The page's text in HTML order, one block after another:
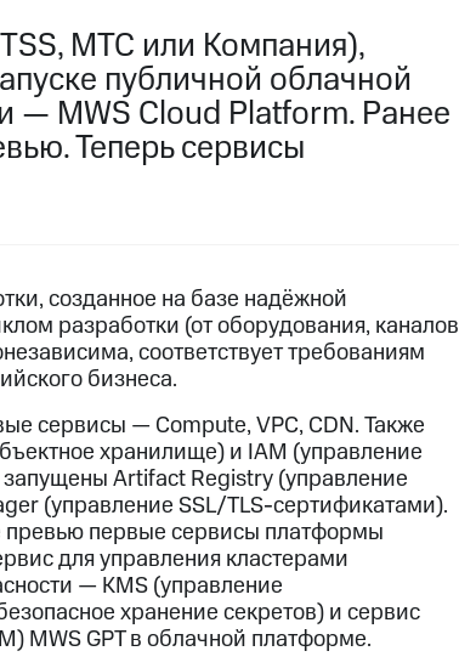
МТС или Компания),
публичной облачной
— MWS Cloud Platform. Ранее
Теперь сервисы
созданное на базе надёжной
разработки (от оборудования, каналов
соответствует требованиям
бизнеса.
сервисы — Compute, VPC, CDN. Также
хранилище) и IAM (управление
Artifact Registry (управление
(управление SSL/TLS-сертификатами).
первые сервисы платформы
для управления кластерами
— KMS (управление
хранение секретов) и сервис
MWS GPT в облачной платформе.